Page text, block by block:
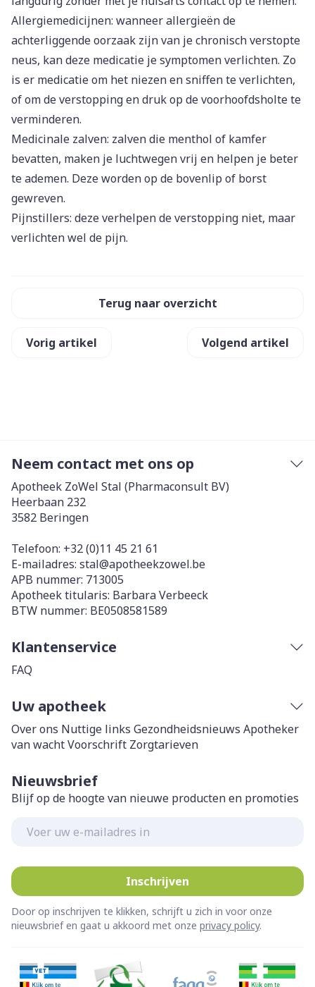
Allergiemedicijnen: wanneer allergieën de
achterliggende oorzaak zijn van je chronisch verstopte
neus, kan deze medicatie je symptomen verlichten. Zo
is er medicatie om het niezen en sniffen te verlichten,
of om de verstopping en druk op de voorhoofdsholte te
verminderen.
Medicinale zalven: zalven die menthol of kamfer
bevatten, maken je luchtwegen vrij en helpen je beter
te ademen. Deze worden op de bovenlip of borst
gewreven.
Pijnstillers: deze verhelpen de verstopping niet, maar
verlichten wel de pijn.
Terug naar overzicht
Vorig artikel Volgend artikel
Neem contact met ons op
Apotheek ZoWel Stal (Pharmaconsult BV)
Heerbaan 232
3582 Beringen
Telefoon: +32 (0)11 45 21 61
E-mailadres: stal@apotheekzowel.be
APB nummer: 713005
Apotheek titularis: Barbara Verbeeck
BTW nummer: BE0508581589
Klantenservice
FAQ
Uw apotheek
Over ons Nuttige links Gezondheidsnieuws Apotheker
van wachtVoorschrift Zorgtarieven
Nieuwsbrief
Blijf op de hoogte van nieuwe producten en promoties
Inschrijven
Door op inschrijven te klikken, schrijft u zich in voor onze
nieuwsbrief en gaat u akkoord met onze privacy policy.